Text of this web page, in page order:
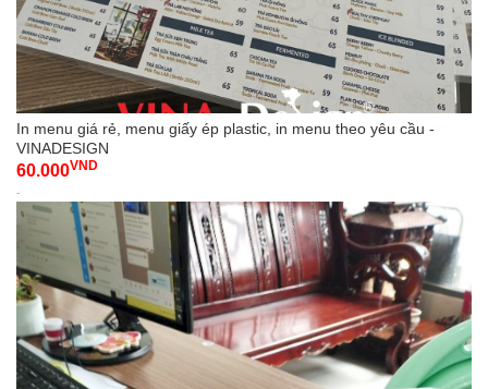
In menu giá rẻ, menu giấy ép plastic, in menu theo yêu cầu -
VINADESIGN
60.000VND
-